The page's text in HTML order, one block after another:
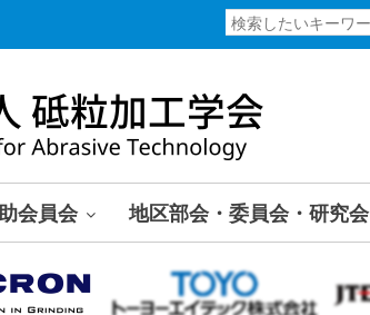
検
索
会員会 地区部会・委員会・研究会